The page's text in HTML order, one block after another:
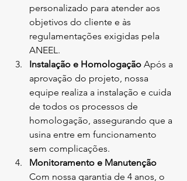
personalizado para atender aos
objetivos do cliente e às
regulamentações exigidas pela
ANEEL.
Instalação e Homologação Após a
aprovação do projeto, nossa
equipe realiza a instalação e cuida
de todos os processos de
homologação, assegurando que a
usina entre em funcionamento
sem complicações.
Monitoramento e Manutenção
Com nossa garantia de 4 anos, o